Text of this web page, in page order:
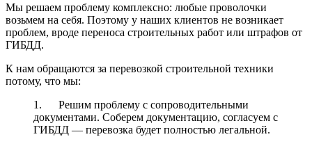
Мы решаем проблему комплексно: любые проволочки
возьмем на себя. Поэтому у наших клиентов не возникает
проблем, вроде переноса строительных работ или штрафов от
ГИБДД.
К нам обращаются за перевозкой строительной техники
потому, что мы:
1. Решим проблему с сопроводительными
документами. Соберем документацию, согласуем с
ГИБДД — перевозка будет полностью легальной.